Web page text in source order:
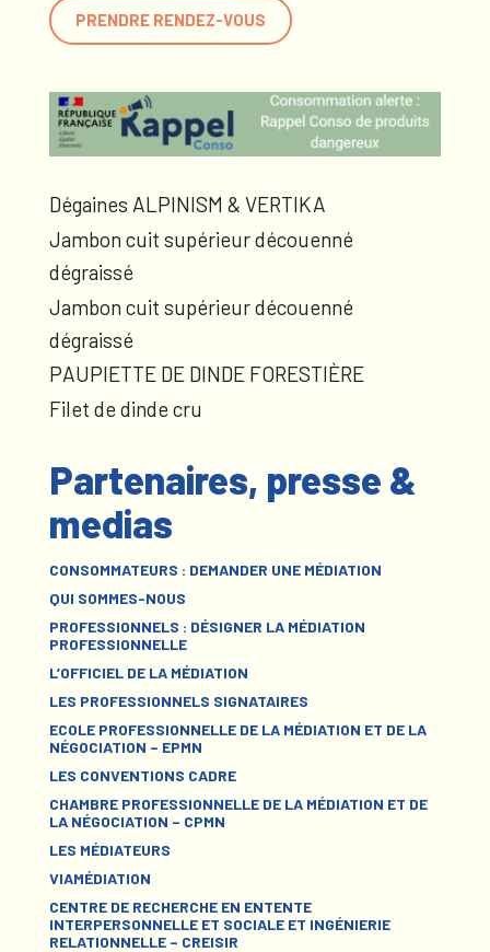
PRENDRE RENDEZ-VOUS
Dégaines ALPINISM & VERTIKA
Jambon cuit supérieur découenné
dégraissé
Jambon cuit supérieur découenné
dégraissé
PAUPIETTE DE DINDE FORESTIÈRE
Filet de dinde cru
Partenaires, presse &
medias
CONSOMMATEURS : DEMANDER UNE MÉDIATION
QUI SOMMES-NOUS
PROFESSIONNELS : DÉSIGNER LA MÉDIATION
PROFESSIONNELLE
L’OFFICIEL DE LA MÉDIATION
LES PROFESSIONNELS SIGNATAIRES
ECOLE PROFESSIONNELLE DE LA MÉDIATION ET DE LA
NÉGOCIATION – EPMN
LES CONVENTIONS CADRE
CHAMBRE PROFESSIONNELLE DE LA MÉDIATION ET DE
LA NÉGOCIATION – CPMN
LES MÉDIATEURS
VIAMÉDIATION
CENTRE DE RECHERCHE EN ENTENTE
INTERPERSONNELLE ET SOCIALE ET INGÉNIERIE
RELATIONNELLE – CREISIR